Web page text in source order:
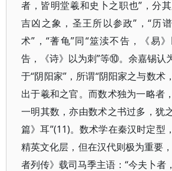
者，皆明堂羲和史卜之职也”，分
吉凶之象，圣王所以参政”，“历
术”，“蓍龟”同“筮渎不告，《易
告，《诗》以为刺”等⑩。余嘉锡认
于“阴阳家”，所谓“阴阳家之与数术
出于羲和之官。而数术独为一略者
一明其数，亦由数术之书过多，犹
篇》耳”(11)。数术学在秦汉时定型
精英文化层，但在汉代则极为重要
者列传》载司马季主语：“今夫卜者